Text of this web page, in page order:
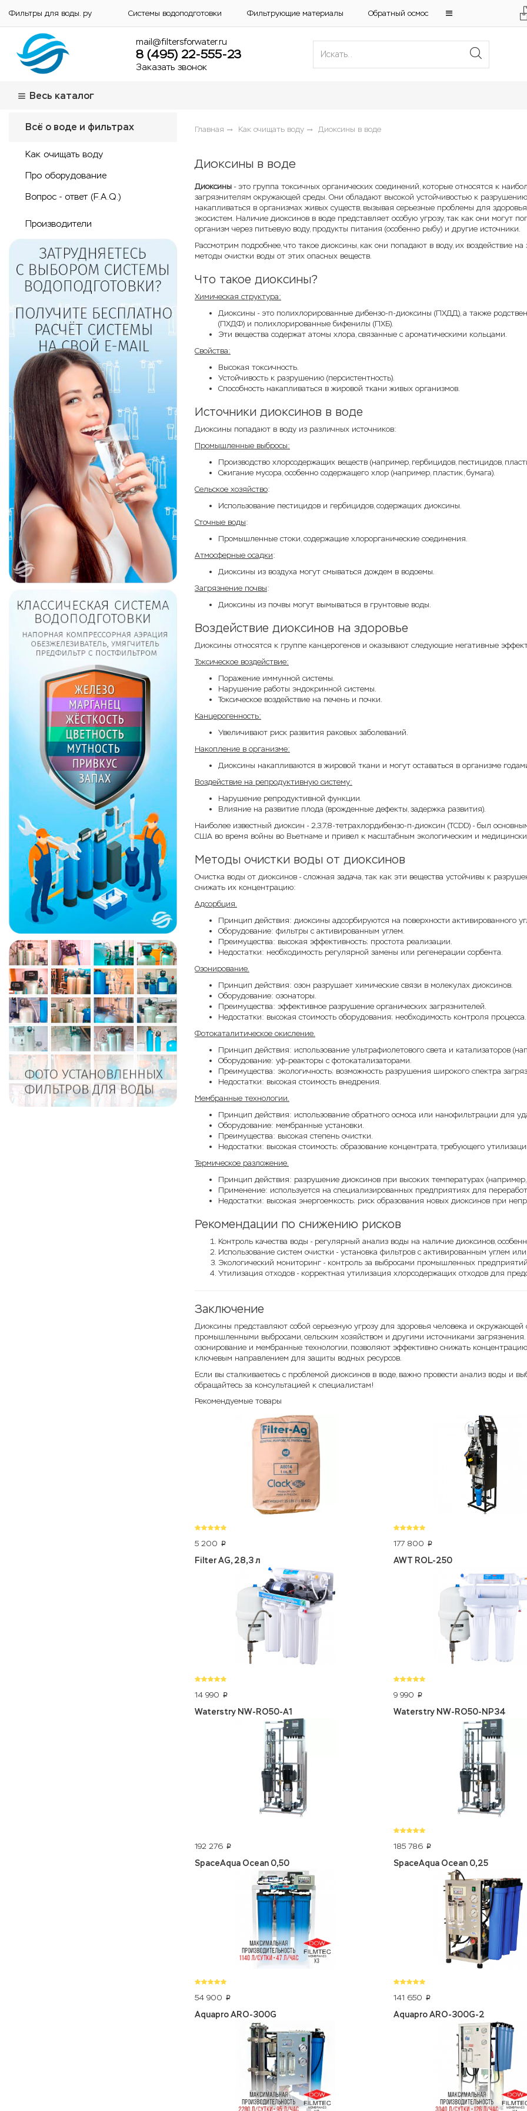
Фильтры для воды. ру Системы водоподготовки Фильтрующие материалы Обратный осмос
mail@filtersforwater.ru
8 (495) 22-555-23
Заказать звонок
Весь каталог
Всё о воде и фильтрах
Как очищать воду
Про оборудование
Вопрос - ответ (F.A.Q.)
Производители
Главная Как очищать воду Диоксины в воде
Диоксины в воде
Диоксины - это группа токсичных органических соединений, которые относятся к
загрязнителям окружающей среды. Они обладают высокой устойчивостью к
накапливаться в организмах живых существ, вызывая серьезные проблемы для
экосистем. Наличие диоксинов в воде представляет особую угрозу, так как они могут
организм через питьевую воду, продукты питания (особенно рыбу) и другие источники.
Рассмотрим подробнее, что такое диоксины, как они попадают в воду, их воздействие на
методы очистки воды от этих опасных веществ.
Что такое диоксины?
Химическая структура:
Диоксины - это полихлорированные дибензо-п-диоксины (ПХДД), а также
(ПХДФ) и полихлорированные бифенилы (ПХБ).
Эти вещества содержат атомы хлора, связанные с ароматическими кольцами.
Свойства:
Высокая токсичность.
Устойчивость к разрушению (персистентность).
Способность накапливаться в жировой ткани живых организмов.
Источники диоксинов в воде
Диоксины попадают в воду из различных источников:
Промышленные выбросы:
Производство хлорсодержащих веществ (например, гербицидов, пестицидов,
Сжигание мусора, особенно содержащего хлор (например, пластик, бумага).
Сельское хозяйство:
Использование пестицидов и гербицидов, содержащих диоксины.
Сточные воды:
Промышленные стоки, содержащие хлорорганические соединения.
Атмосферные осадки:
Диоксины из воздуха могут смываться дождем в водоемы.
Загрязнение почвы:
Диоксины из почвы могут вымываться в грунтовые воды.
Воздействие диоксинов на здоровье
Диоксины относятся к группе канцерогенов и оказывают следующие негативные
Токсическое воздействие:
Поражение иммунной системы.
Нарушение работы эндокринной системы.
Токсическое воздействие на печень и почки.
Канцерогенность:
Увеличивают риск развития раковых заболеваний.
Накопление в организме:
Диоксины накапливаются в жировой ткани и могут оставаться в организме
Воздействие на репродуктивную систему:
Нарушение репродуктивной функции.
Влияние на развитие плода (врожденные дефекты, задержка развития).
Наиболее известный диоксин - 2,3,7,8-тетрахлордибензо-п-диоксин (TCDD) - был
США во время войны во Вьетнаме и привел к масштабным экологическим и
Методы очистки воды от диоксинов
Очистка воды от диоксинов - сложная задача, так как эти вещества устойчивы к
снижать их концентрацию:
Адсорбция.
Принцип действия: диоксины адсорбируются на поверхности активированного
Оборудование: фильтры с активированным углем.
Преимущества: высокая эффективность; простота реализации.
Недостатки: необходимость регулярной замены или регенерации сорбента.
Озонирование.
Принцип действия: озон разрушает химические связи в молекулах диоксинов.
Оборудование: озонаторы.
Преимущества: эффективное разрушение органических загрязнителей.
Недостатки: высокая стоимость оборудования; необходимость контроля процесса.
Фотокаталитическое окисление.
Принцип действия: использование ультрафиолетового света и катализаторов
Оборудование: уф-реакторы с фотокатализаторами.
Преимущества: экологичность; возможность разрушения широкого спектра
Недостатки: высокая стоимость внедрения.
Мембранные технологии.
Принцип действия: использование обратного осмоса или нанофильтрации для
Оборудование: мембранные установки.
Преимущества: высокая степень очистки.
Недостатки: высокая стоимость; образование концентрата, требующего
Термическое разложение.
Принцип действия: разрушение диоксинов при высоких температурах (например,
Применение: используется на специализированных предприятиях для
Недостатки: высокая энергоемкость; риск образования новых диоксинов при
Рекомендации по снижению рисков
Контроль качества воды - регулярный анализ воды на наличие диоксинов,
Использование систем очистки - установка фильтров с активированным углем
Экологический мониторинг - контроль за выбросами промышленных
Утилизация отходов - корректная утилизация хлорсодержащих отходов для
Заключение
Диоксины представляют собой серьезную угрозу для здоровья человека и
промышленными выбросами, сельским хозяйством и другими источниками
озонирование и мембранные технологии, позволяют эффективно снижать
ключевым направлением для защиты водных ресурсов.
Если вы сталкиваетесь с проблемой диоксинов в воде, важно провести анализ воды и
обращайтесь за консультацией к специалистам!
Рекомендуемые товары
5 200 p
Filter AG, 28,3 л
177 800 p
AWT ROL-250
14 990 p
Waterstry NW-RO50-A1
9 990 p
Waterstry NW-RO50-NP34
192 276 p
SpaceAqua Ocean 0,50
185 786 p
SpaceAqua Ocean 0,25
54 900 p
Aquapro ARO-300G
141 650 p
Aquapro ARO-300G-2